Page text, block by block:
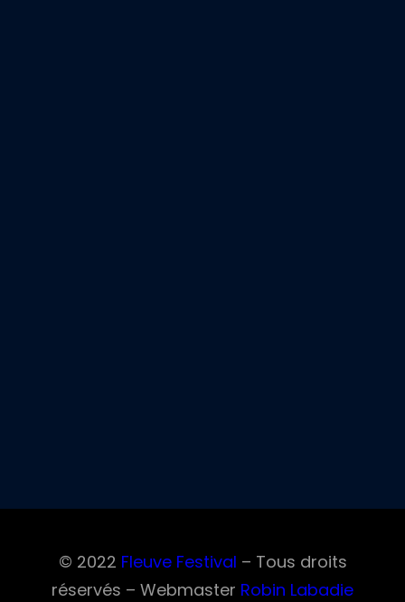
© 2022 Fleuve Festival – Tous droits
réservés – Webmaster Robin Labadie